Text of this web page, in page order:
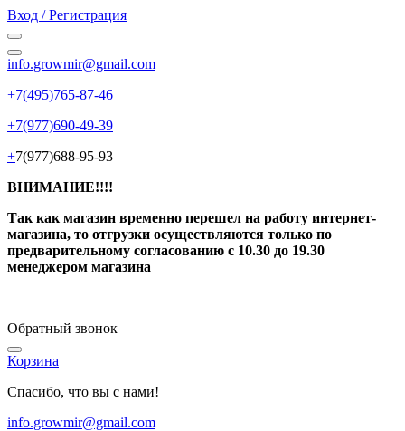
Вход / Регистрация
info.growmir@gmail.com
+7(495)765-87-46
+7(977)690-49-39
+7(977)688-95-93
ВНИМАНИЕ!!!!
Так как магазин временно перешел на работу интернет-
магазина, то отгрузки осуществляются только по
предварительному согласованию с 10.30 до 19.30
менеджером магазина
Обратный звонок
Корзина
Спасибо, что вы с нами!
info.growmir@gmail.com